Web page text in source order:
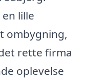
lille
ombygning,
rette firma
oplevelse